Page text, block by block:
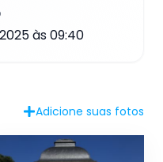
às 09:40
Adicione suas fotos